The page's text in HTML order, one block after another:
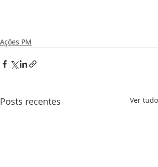
Ações PM
Posts recentes Ver tudo